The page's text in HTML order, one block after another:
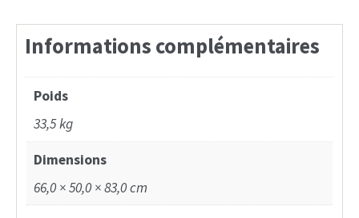
Informations complémentaires
Poids
33,5 kg
Dimensions
66,0 × 50,0 × 83,0 cm